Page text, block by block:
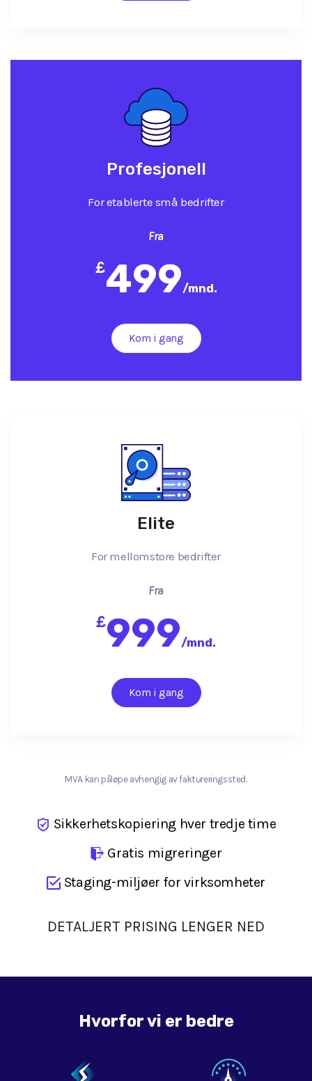
Profesjonell
For etablerte små bedrifter
Fra
£499/mnd.
Kom i gang
Elite
For mellomstore bedrifter
Fra
£999/mnd.
Kom i gang
MVA kan påløpe avhengig av faktureringssted.
Sikkerhetskopiering hver tredje time
Gratis migreringer
Staging-miljøer for virksomheter
DETALJERT PRISING LENGER NED
Hvorfor vi er bedre